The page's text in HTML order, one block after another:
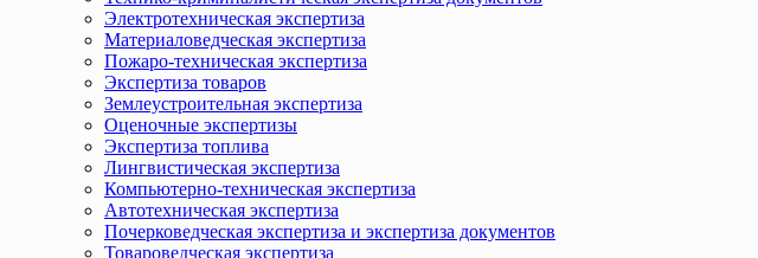
Электротехническая экспертиза
Материаловедческая экспертиза
Пожаро-техническая экспертиза
Экспертиза товаров
Землеустроительная экспертиза
Оценочные экспертизы
Экспертиза топлива
Лингвистическая экспертиза
Компьютерно-техническая экспертиза
Автотехническая экспертиза
Почерковедческая экспертиза и экспертиза документов
Товароведческая экспертиза